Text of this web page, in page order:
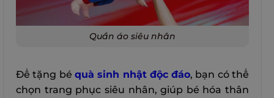
Quần áo siêu nhân
Để tặng bé quà sinh nhật độc đáo, bạn có thể
chọn trang phục siêu nhân, giúp bé hóa thân